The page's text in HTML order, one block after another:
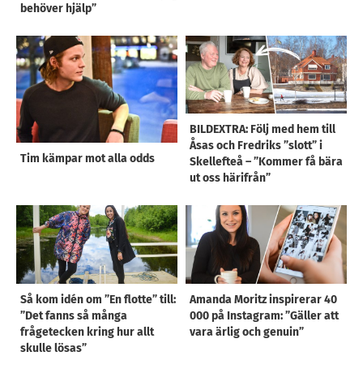
behöver hjälp”
Tim kämpar mot alla odds
BILDEXTRA: Följ med hem till
Åsas och Fredriks ”slott” i
Skellefteå – ”Kommer få bära
ut oss härifrån”
Så kom idén om ”En flotte” till:
”Det fanns så många
frågetecken kring hur allt
skulle lösas”
Amanda Moritz inspirerar 40
000 på Instagram: ”Gäller att
vara ärlig och genuin”